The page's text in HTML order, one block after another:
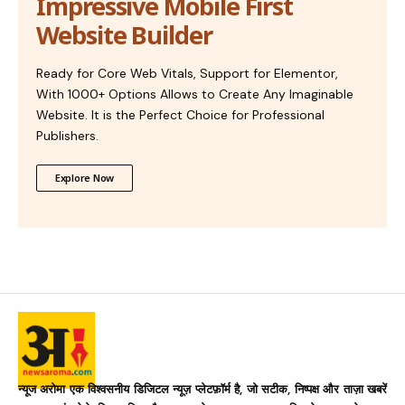
Website Builder
Ready for Core Web Vitals, Support for Elementor,
With 1000+ Options Allows to Create Any Imaginable
Website. It is the Perfect Choice for Professional
Publishers.
Explore Now
न्यूज अरोमा एक विश्वसनीय डिजिटल न्यूज़ प्लेटफ़ॉर्म है, जो सटीक, निष्पक्ष और ताज़ा खबरें